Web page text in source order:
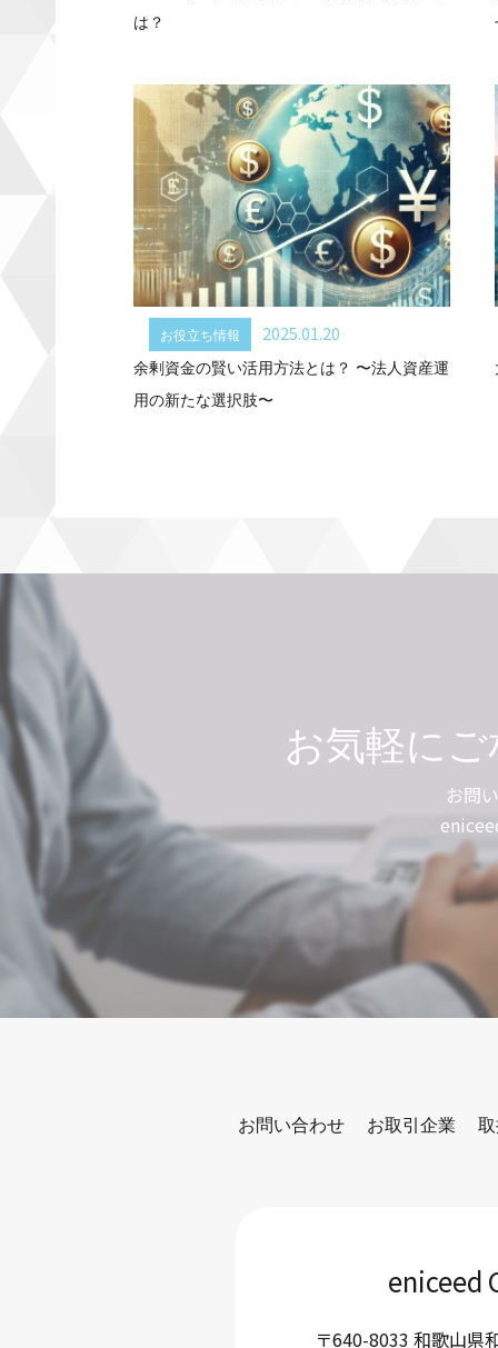
は？
お役立ち情報 2025.01.20
余剰資金の賢い活用方法とは？ 〜法人資産運
用の新たな選択肢〜
お気軽に
お問
お問い合わせ お取引企業
eniceed
〒640-8033 和歌山県